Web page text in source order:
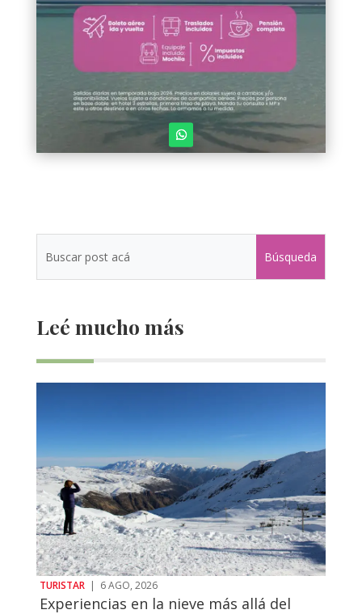
Leé mucho más
TURISTAR | 6 AGO, 2026
Experiencias en la nieve más allá del